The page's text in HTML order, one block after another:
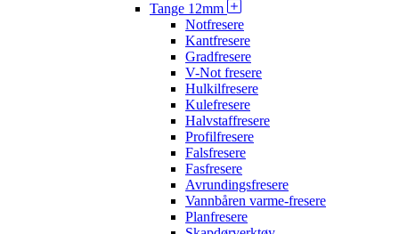
Tange 12mm
Notfresere
Kantfresere
Gradfresere
V-Not fresere
Hulkilfresere
Kulefresere
Halvstaffresere
Profilfresere
Falsfresere
Fasfresere
Avrundingsfresere
Vannbåren varme-fresere
Planfresere